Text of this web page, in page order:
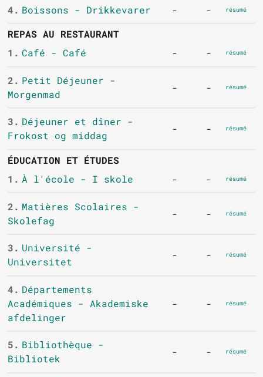
4. Boissons - Drikkevarer - - résumé
REPAS AU RESTAURANT
1. Café - Café - - résumé
2. Petit Déjeuner -
Morgenmad
- - résumé
3. Déjeuner et dîner -
Frokost og middag
- - résumé
ÉDUCATION ET ÉTUDES
1. À l'école - I skole - - résumé
2. Matières Scolaires -
Skolefag
- - résumé
3. Université -
Universitet
- - résumé
4. Départements
Académiques - Akademiske
afdelinger
- - résumé
5. Bibliothèque -
Bibliotek
- - résumé